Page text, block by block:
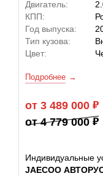
Двигатель:
КПП:
Год выпуска:
Тип кузова:
Цвет:
Подробнее
от 3 489 000
от 4 779 000
Индивидуальные
JAECOO